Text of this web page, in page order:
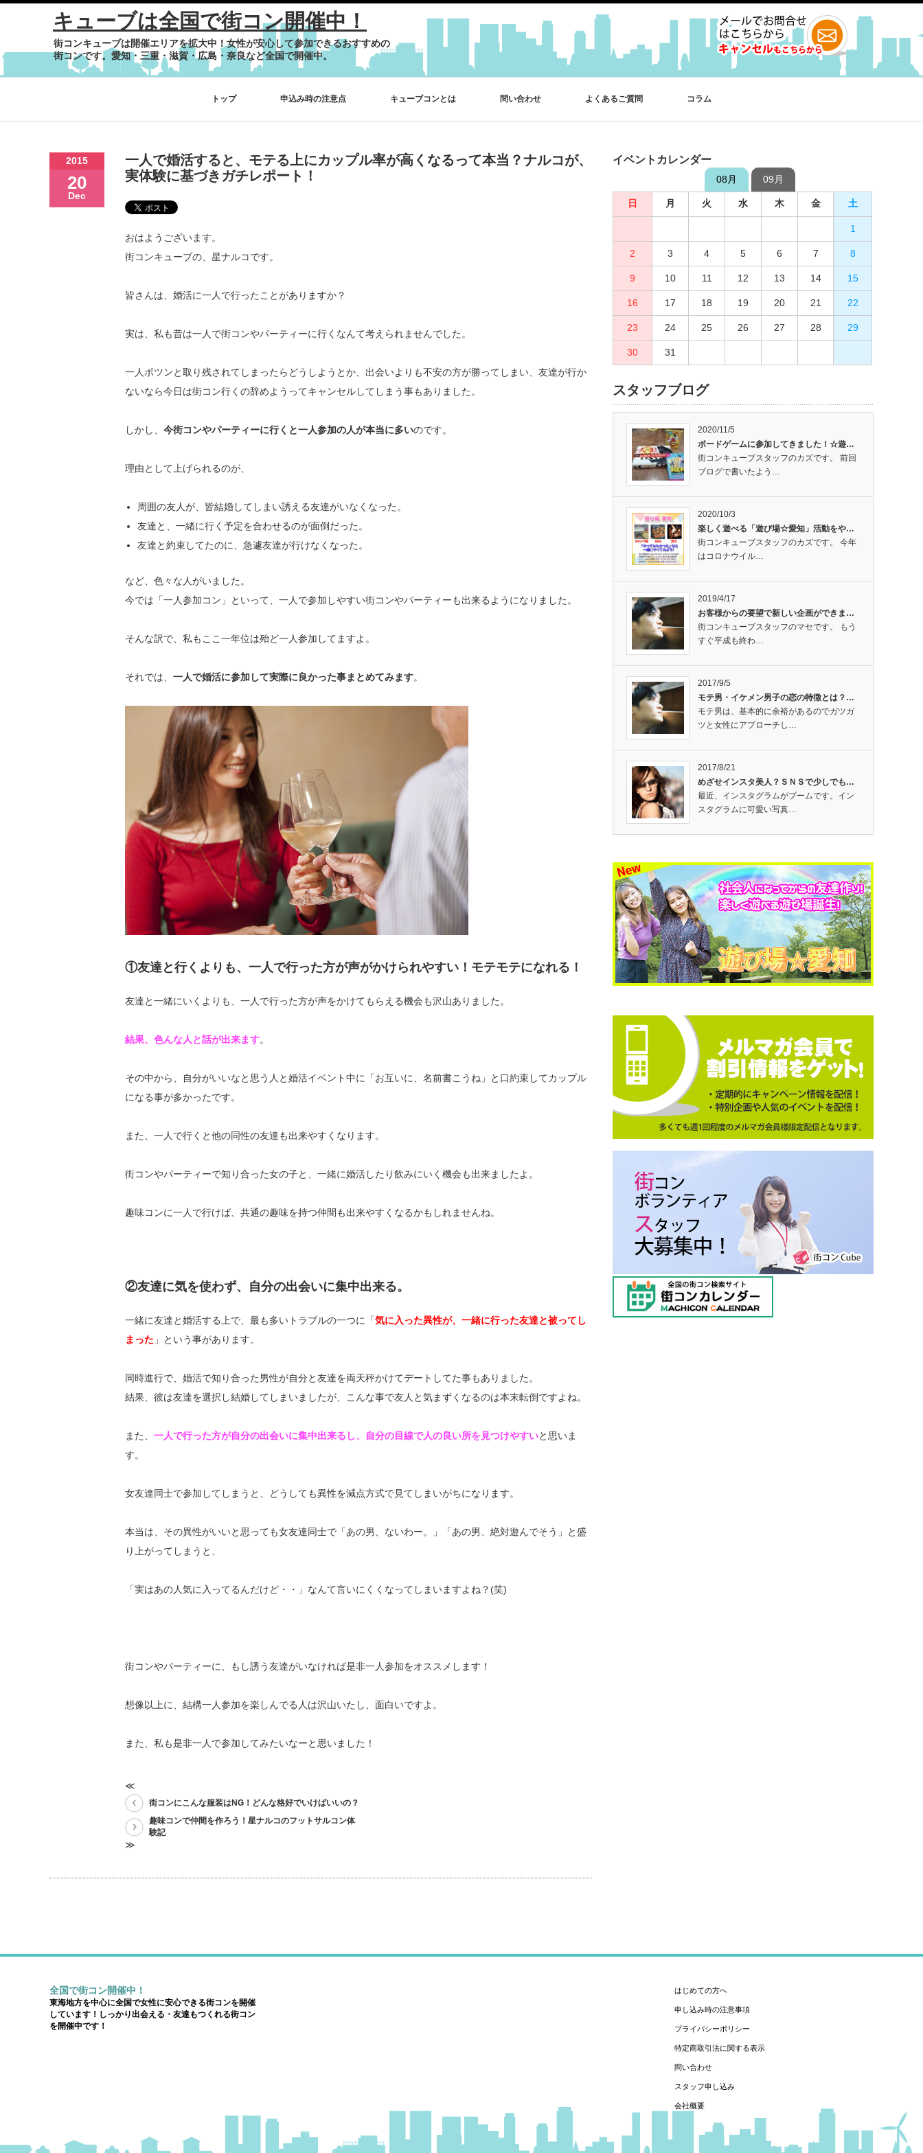
キューブは全国で街コン開催中！
街コンキューブは開催エリアを拡大中！女性が安心して参加できるおすすめの
街コンです。愛知・三重・滋賀・広島・奈良など全国で開催中。
トップ 申込み時の注意点 キューブコンとは 問い合わせ よくあるご質問 コラム
2015
20
Dec
一人で婚活すると、モテる上にカップル率が高くなるって本当？ナルコが、
実体験に基づきガチレポート！
おはようございます。
街コンキューブの、星ナルコです。
皆さんは、婚活に一人で行ったことがありますか？
実は、私も昔は一人で街コンやパーティーに行くなんて考えられませんでした。
一人ポツンと取り残されてしまったらどうしようとか、出会いよりも不安の方が勝ってしまい、友達が行か
ないなら今日は街コン行くの辞めようってキャンセルしてしまう事もありました。
しかし、 今街コンやパーティーに行くと一人参加の人が本当に多いのです。
理由として上げられるのが、
周囲の友人が、皆結婚してしまい誘える友達がいなくなった。
友達と、一緒に行く予定を合わせるのが面倒だった。
友達と約束してたのに、急遽友達が行けなくなった。
など、色々な人がいました。
今では「一人参加コン」といって、一人で参加しやすい街コンやパーティーも出来るようになりました。
そんな訳で、私もここ一年位は殆ど一人参加してますよ。
それでは、 一人で婚活に参加して実際に良かった事まとめてみます。
①友達と行くよりも、一人で行った方が声がかけられやすい！モテモテになれる！
友達と一緒にいくよりも、一人で行った方が声をかけてもらえる機会も沢山ありました。
結果、色んな人と話が出来ます。
その中から、自分がいいなと思う人と婚活イベント中に「お互いに、名前書こうね」と口約束してカップル
になる事が多かったです。
また、一人で行くと他の同性の友達も出来やすくなります。
街コンやパーティーで知り合った女の子と、一緒に婚活したり飲みにいく機会も出来ましたよ。
趣味コンに一人で行けば、共通の趣味を持つ仲間も出来やすくなるかもしれませんね。
②友達に気を使わず、自分の出会いに集中出来る。
一緒に友達と婚活する上で、最も多いトラブルの一つに「気に入った異性が、一緒に行った友達と被ってし
まった 」という事があります。
同時進行で、婚活で知り合った男性が自分と友達を両天秤かけてデートしてた事もありました。
結果、彼は友達を選択し結婚してしまいましたが、こんな事で友人と気まずくなるのは本末転倒ですよね。
また、 一人で行った方が自分の出会いに集中出来るし、自分の目線で人の良い所を見つけやすいと思いま
す。
女友達同士で参加してしまうと、どうしても異性を減点方式で見てしまいがちになります。
本当は、その異性がいいと思っても女友達同士で「あの男、ないわー。」「あの男、絶対遊んでそう」と盛
り上がってしまうと、
「実はあの人気に入ってるんだけど・・」なんて言いにくくなってしまいますよね？(笑)
街コンやパーティーに、もし誘う友達がいなければ是非一人参加をオススメします！
想像以上に、結構一人参加を楽しんでる人は沢山いたし、面白いですよ。
また、私も是非一人で参加してみたいなーと思いました！
≪
街コンにこんな服装はNG！どんな格好でいけばいいの？
趣味コンで仲間を作ろう！星ナルコのフットサルコン体
験記
≫
イベントカレンダー
08月 09月
日 月 火 水 木 金 土
1
2 3 4 5 6 7 8
9 10 11 12 13 14 15
16 17 18 19 20 21 22
23 24 25 26 27 28 29
30 31
日 月 火 水 木 金 土
5
6 7 8 9 10 11 12
13 14 15 16 17 18 19
20 21 22 23 24 25 26
27 28 29 30
スタッフブログ
2020/11/5
ボードゲームに参加してきました！☆遊…
街コンキューブスタッフのカズです。 前回
ブログで書いたよう…
2020/10/3
楽しく遊べる「遊び場☆愛知」活動をや…
街コンキューブスタッフのカズです。 今年
はコロナウイル…
2019/4/17
お客様からの要望で新しい企画ができま…
街コンキューブスタッフのマセです。 もう
すぐ平成も終わ…
2017/9/5
モテ男・イケメン男子の恋の特徴とは？…
モテ男は、基本的に余裕があるのでガツガ
ツと女性にアプローチし…
2017/8/21
めざせインスタ美人？ＳＮＳで少しでも…
最近、インスタグラムがブームです。イン
スタグラムに可愛い写真…
全国で街コン開催中！
東海地方を中心に全国で女性に安心できる街コンを開催
しています！しっかり出会える・友達もつくれる街コン
を開催中です！
はじめての方へ
申し込み時の注意事項
プライバシーポリシー
特定商取引法に関する表示
問い合わせ
スタッフ申し込み
会社概要